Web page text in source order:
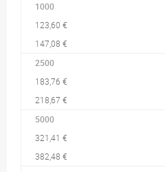
1000
123,60 €
147,08 €
2500
183,76 €
218,67 €
5000
321,41 €
382,48 €